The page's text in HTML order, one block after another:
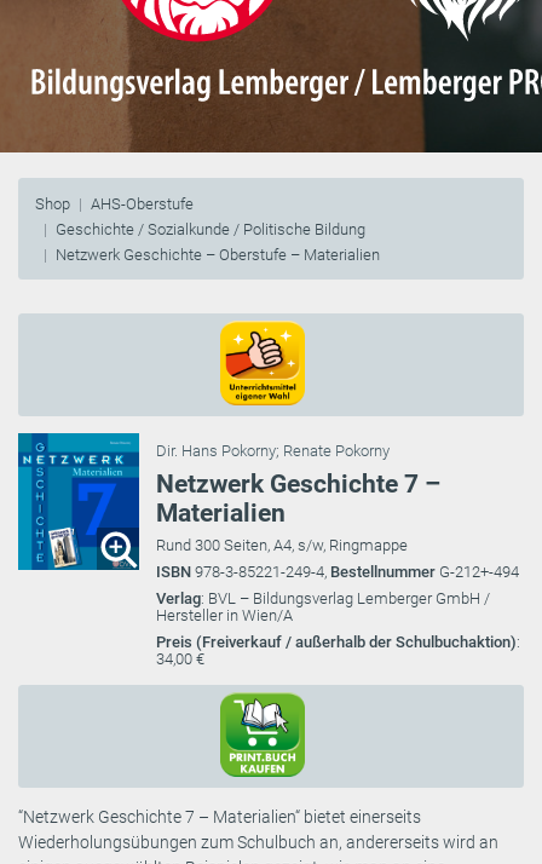
Shop
AHS-Oberstufe
Geschichte / Sozialkunde / Politische Bildung
Netzwerk Geschichte – Oberstufe – Materialien
Dir. Hans Pokorny; Renate Pokorny
Netzwerk Geschichte 7 –
Materialien
Rund 300 Seiten, A4, s/w, Ringmappe
ISBN 978-3-85221-249-4, Bestellnummer G-212+-494
Verlag: BVL – Bildungsverlag Lemberger GmbH /
Hersteller in Wien/A
Preis (Freiverkauf / außerhalb der Schulbuchaktion):
34,00 €
“Netzwerk Geschichte 7 – Materialien“ bietet einerseits
Wiederholungsübungen zum Schulbuch an, andererseits wird an